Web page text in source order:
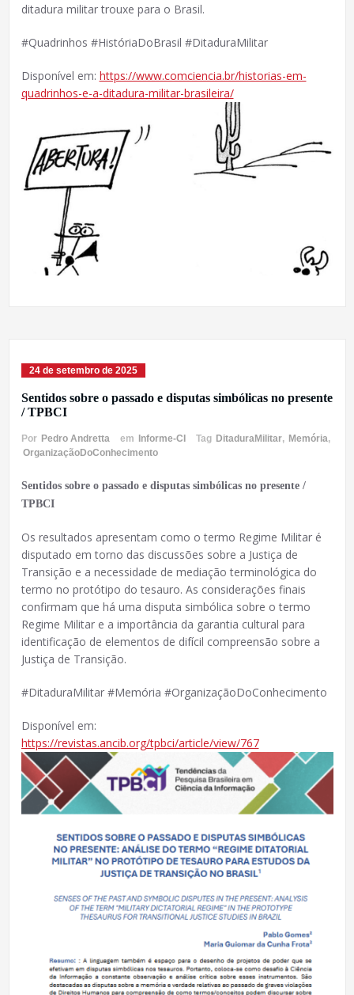
ditadura militar trouxe para o Brasil.
#Quadrinhos #HistóriaDoBrasil #DitaduraMilitar
Disponível em: https://www.comciencia.br/historias-em-
quadrinhos-e-a-ditadura-militar-brasileira/
24 de setembro de 2025
Sentidos sobre o passado e disputas simbólicas no presente
/ TPBCI
Por Pedro Andretta em Informe-CI Tag DitaduraMilitar, Memória,
OrganizaçãoDoConhecimento
Sentidos sobre o passado e disputas simbólicas no presente /
TPBCI
Os resultados apresentam como o termo Regime Militar é
disputado em torno das discussões sobre a Justiça de
Transição e a necessidade de mediação terminológica do
termo no protótipo do tesauro. As considerações finais
confirmam que há uma disputa simbólica sobre o termo
Regime Militar e a importância da garantia cultural para
identificação de elementos de difícil compreensão sobre a
Justiça de Transição.
#DitaduraMilitar #Memória #OrganizaçãoDoConhecimento
Disponível em:
https://revistas.ancib.org/tpbci/article/view/767